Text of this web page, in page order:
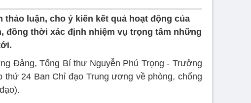
thảo luận, cho ý kiến kết quả hoạt động của
đồng thời xác định nhiệm vụ trọng tâm những
Đảng, Tổng Bí thư Nguyễn Phú Trọng - Trưởng
thứ 24 Ban Chỉ đạo Trung ương về phòng, chống